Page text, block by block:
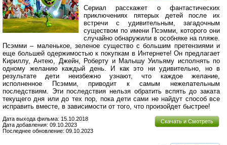
Сериал расскажет о фантастических
приключениях пятерых детей после их
встречи с удивительным, загадочным
существом по имени Псэмми, которого они
случайно обнаружили в особняке на пляже.
Псэмми – маленькое, зеленое существо с большим претензиями и
еще большей одержимостью к покупкам в Интернете! Он предлагает
Кириллу, Антею, Джейн, Роберту и Малышу Уильяму исполнять по
одному желанию каждый день. И как это ни удивительно, но в
результате дети неизбежно узнают, что каждое желание,
исполненное Псэмми, приводит к самым нежелательным
последствиям. Эти последствия нельзя обратить вспять до заката
текущего дня или до тех пор, пока дети сами не найдут способ все
исправить вместе, в зависимости от того, что произойдет быстрее!
Скачать и Смотреть
Дата выхода фильма: 15.10.2018
Дата добавления: 09.10.2023
Последнее обновление: 09.10.2023